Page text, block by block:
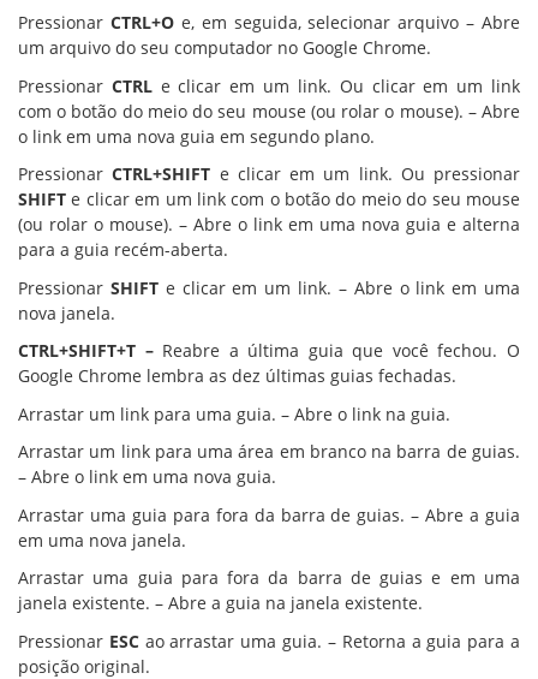
Pressionar CTRL+Oe, em seguida, selecionar arquivo – Abre
um arquivo do seu computador no Google Chrome.
Pressionar CTRLe clicar em um link. Ou clicar em um link
com o botão do meio do seu mouse (ou rolar o mouse). – Abre
o link em uma nova guia em segundo plano.
PressionarCTRL+SHIFT e clicar em um link. Ou pressionar
SHIFT e clicar em um link com o botão do meio do seu mouse
(ou rolar o mouse). – Abre o link em uma nova guia e alterna
para a guia recém-aberta.
Pressionar SHIFTe clicar em um link. – Abre o link em uma
nova janela.
CTRL+SHIFT+T – Reabre a última guia que você fechou. O
Google Chrome lembra as dez últimas guias fechadas.
Arrastar um link para uma guia. – Abre o link na guia.
Arrastar um link para uma área em branco na barra de guias.
– Abre o link em uma nova guia.
Arrastar uma guia para fora da barra de guias. – Abre a guia
em uma nova janela.
Arrastar uma guia para fora da barra de guias e em uma
janela existente. – Abre a guia na janela existente.
Pressionar ESCao arrastar uma guia. – Retorna a guia para a
posição original.